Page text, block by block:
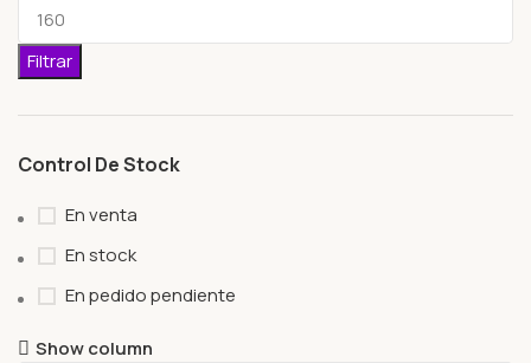
Filtrar
Control De Stock
En venta
En stock
En pedido pendiente
Show column